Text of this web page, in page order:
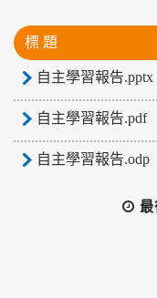
標 題
自主學習報告.pptx
自主學習報告.pdf
自主學習報告.odp
最